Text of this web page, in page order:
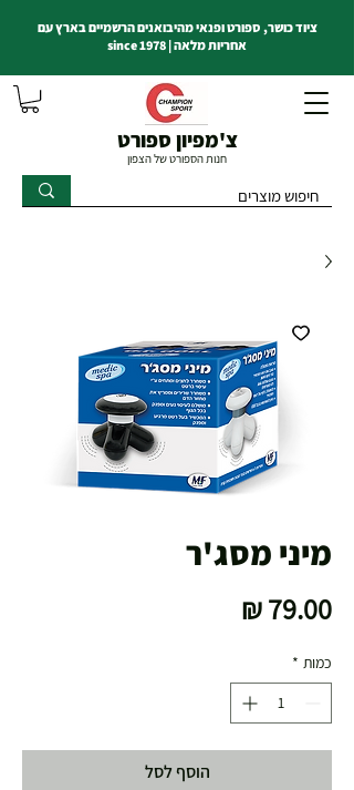
צ'מפיון ספורט
חנות הספורט של הצפון
ציוד כושר, ספורט ופנאי מהיבואנים הרשמיים בארץ עם
אחריות מלאה | since 1978
מיני מסג'ר
כמות *
הוסף לסל